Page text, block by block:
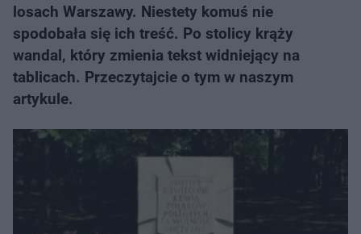
losach Warszawy. Niestety komuś nie
spodobała się ich treść. Po stolicy krąży
wandal, który zmienia tekst widniejący na
tablicach. Przeczytajcie o tym w naszym
artykule.